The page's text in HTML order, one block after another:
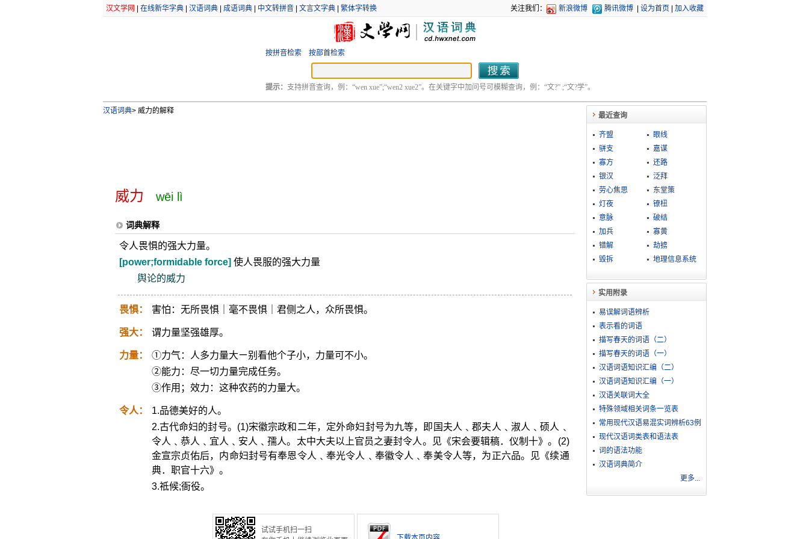
汉文学网 在线新华字典| 汉语词典| 成语词典| 中文转拼音| 文言文字典| 繁体字转换 关注我们： 新浪微博 腾讯微博 设为首页 加入收藏
按拼音检索 按部首检索
提示： 支持拼音查询，例：“wen xue”;“wen2 xue2”。在关键字中加问号可模糊查询，例：“文?” ;“文?学”。
汉语词典>威力的解释
威力 wēi lì
词典解释
令人畏惧的强大力量。
[power;formidable force] 使人畏服的强大力量
舆论的威力
畏惧： 害怕：无所畏惧｜毫不畏惧｜君侧之人，众所畏惧。
强大： 谓力量坚强雄厚。
力量：
①力气：人多力量大ㄧ别看他个子小，力量可不小。
②能力：尽一切力量完成任务。
③作用；效力：这种农药的力量大。
令人：
1.品德美好的人。
2.古代命妇的封号。(1)宋徽宗政和二年，定外命妇封号为九等，即国夫人﹑郡夫人﹑淑人﹑硕人﹑
令人﹑恭人﹑宜人﹑安人﹑孺人。太中大夫以上官员之妻封令人。见《宋会要辑稿．仪制十》。(2)
金宣宗贞佑后，内命妇封号有奉恩令人﹑奉光令人﹑奉徽令人﹑奉美令人等，为正六品。见《续通
典．职官十六》。
3.祗候;衙役。
试试手机扫一扫
最近查询
齐盟
眼线
骈支
嘉谋
寡方
还路
银汉
泛拜
劳心焦思
东堂策
灯夜
镣杻
意脉
破结
加兵
寡黄
错解
劫掳
毁拆
地理信息系统
实用附录
易误解词语辨析
表示看的词语
描写春天的词语（二）
描写春天的词语（一）
汉语词语知识汇编（二）
汉语词语知识汇编（一）
汉语关联词大全
特殊领域相关词条一览表
常用现代汉语易混实词辨析63例
现代汉语词类表和语法表
词的语法功能
汉语词典简介
更多...